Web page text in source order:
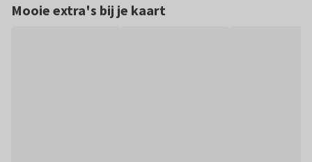
Mooie extra's bij je kaart